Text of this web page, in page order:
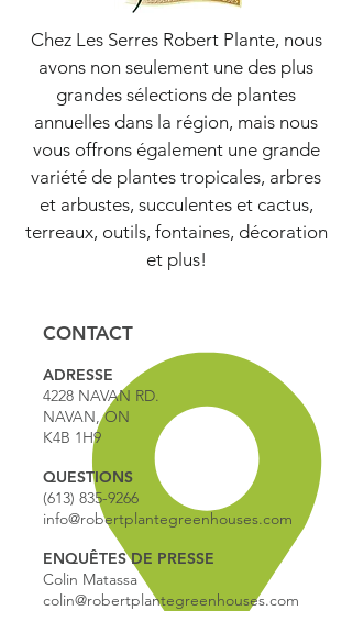
Chez Les Serres Robert Plante, nous
avons non seulement une des plus
grandes sélections de plantes
annuelles dans la région, mais nous
vous offrons également une grande
variété de plantes tropicales, arbres
et arbustes, succulentes et cactus,
terreaux, outils, fontaines, décoration
et plus!
CONTACT
ADRESSE
4228 NAVAN RD.
NAVAN, ON
K4B 1H9
QUESTIONS
(613) 835-9266
info@robertplantegreenhouses.com
ENQUÊTES DE PRESSE
Colin Matassa
colin@robertplantegreenhouses.com